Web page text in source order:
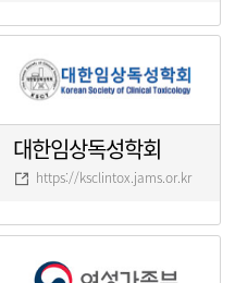
대한임상독성학회
https://ksclintox.jams.or.kr